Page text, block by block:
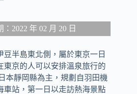
2022 年 02 月 20 日
半島東北側，屬於東京一日
東京的人可以安排溫泉旅行的
本靜岡縣為主，規劃自羽田機
車站，第一日以走訪熱海景點